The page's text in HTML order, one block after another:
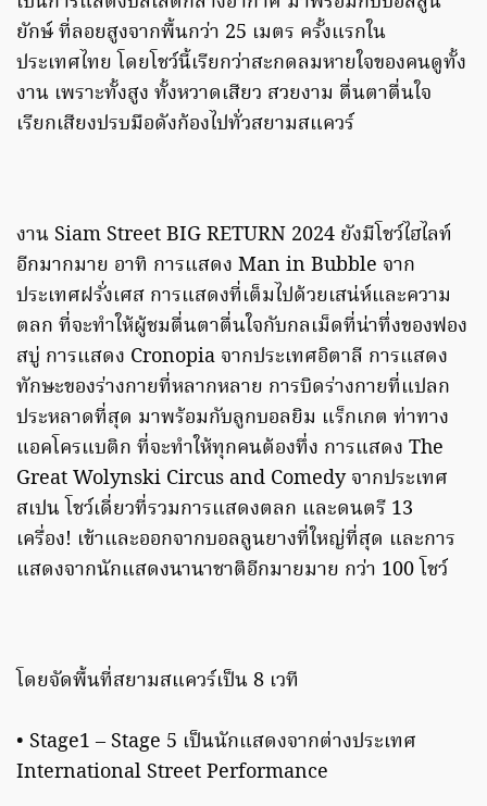
ยักษ์ ที่ลอยสูงจากพื้นกว่า 25 เมตร ครั้งแรกใน
ประเทศไทย โดยโชว์นี้เรียกว่าสะกดลมหายใจของคนดูทั้ง
งาน เพราะทั้งสูง ทั้งหวาดเสียว สวยงาม ตื่นตาตื่นใจ
เรียกเสียงปรบมือดังก้องไปทั่วสยามสแควร์
งาน Siam Street BIG RETURN 2024 ยังมีโชว์ไฮไลท์
อีกมากมาย อาทิ การแสดง Man in Bubble จาก
ประเทศฝรั่งเศส การแสดงที่เต็มไปด้วยเสน่ห์และความ
ตลก ที่จะทำให้ผู้ชมตื่นตาตื่นใจกับกลเม็ดที่น่าทึ่งของฟอง
สบู่ การแสดง Cronopia จากประเทศอิตาลี การแสดง
ทักษะของร่างกายที่หลากหลาย การบิดร่างกายที่แปลก
ประหลาดที่สุด มาพร้อมกับลูกบอลยิม แร็กเกต ท่าทาง
แอคโครแบติก ที่จะทำให้ทุกคนต้องทึ่ง การแสดง The
Great Wolynski Circus and Comedy จากประเทศ
สเปน โชว์เดี่ยวที่รวมการแสดงตลก และดนตรี 13
เครื่อง! เข้าและออกจากบอลลูนยางที่ใหญ่ที่สุด และการ
แสดงจากนักแสดงนานาชาติอีกมายมาย กว่า 100 โชว์
โดยจัดพื้นที่สยามสแควร์เป็น 8 เวที
• Stage1 – Stage 5 เป็นนักแสดงจากต่างประเทศ
International Street Performance